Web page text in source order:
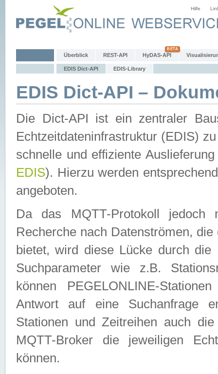
Hilfe
Überblick REST-API HyDAS-API
EDIS Dict-API EDIS-Library
EDIS Dict-API –
Die Dict-API ist ein zentraler
Echtzeitdateninfrastruktur (EDIS)
schnelle und effiziente
EDIS). Hierzu werden
angeboten.
Da das MQTT-Protokoll jedoch
Recherche nach Datenströmen,
bietet, wird diese Lücke durch die
Suchparameter wie z.B.
können PEGELONLINE-
Antwort auf eine Suchanfrage
Stationen und Zeitreihen auch
MQTT-Broker die jeweiligen
können.